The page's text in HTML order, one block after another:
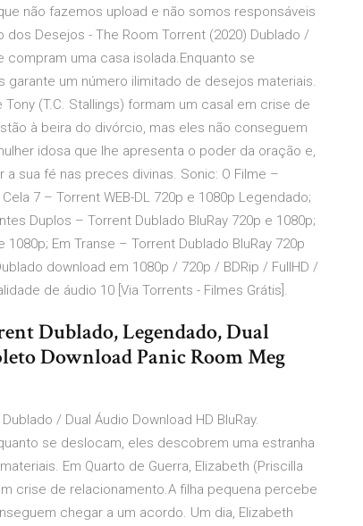
não fazemos upload e não somos responsáveis
dos Desejos - The Room Torrent (2020) Dublado /
compram uma casa isolada.Enquanto se
um número ilimitado de desejos materiais.
Tony (T.C. Stallings) formam um casal em crise de
à beira do divórcio, mas eles não conseguem
idosa que lhe apresenta o poder da oração e,
sua fé nas preces divinas. Sonic: O Filme –
7 – Torrent WEB-DL 720p e 1080p Legendado;
Duplos – Torrent Dublado BluRay 720p e 1080p;
Em Transe – Torrent Dublado BluRay 720p
download em 1080p / 720p / BDRip / FullHD /
de áudio 10 [Via Torrents - Filmes Grátis].
Dublado, Legendado, Dual
Download Panic Room Meg
/ Dual Áudio Download HD BluRay.
se deslocam, eles descobrem uma estranha
Em Quarto de Guerra, Elizabeth (Priscilla
crise de relacionamento.A filha pequena percebe
chegar a um acordo. Um dia, Elizabeth